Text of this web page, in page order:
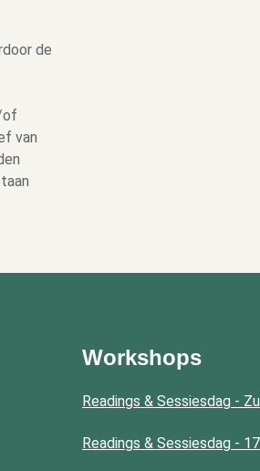
de
of
van
Workshops
Readings & Sessiesdag -
Readings & Sessiesdag -